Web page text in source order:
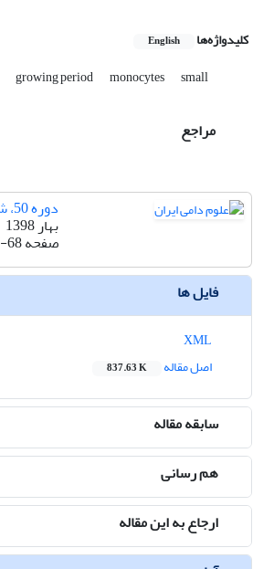
کلیدواژه‌ها English
growing period monocytes small
مراجع
دوره 50، شماره 1
بهار 1398
صفحه68
فایل ها
اصل مقاله
837.63 K
سابقه مقاله
هم رسانی
ارجاع به این مقاله